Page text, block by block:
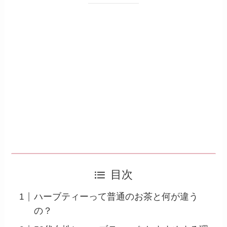
目次
ハーブティーって普通のお茶と何が違う
の？